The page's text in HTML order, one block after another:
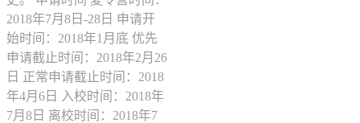
2018年7月8日-28日 申请开
始时间：2018年1月底 优先
申请截止时间：2018年2月26
日 正常申请截止时间：2018
年4月6日 入校时间：2018年
7月8日 离校时间：2018年7